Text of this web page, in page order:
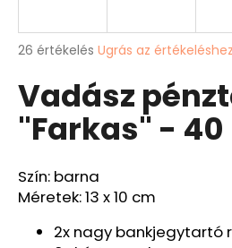
A
átlagos
értékelése
5-
csillag.
26 értékelés Ugrás az értékeléshez
Vadász
"Farkas" - 40
Szín: barna
Méretek: 13 x 10 cm
2x nagy bankjegytartó
A
á
n
u
k
BŐRÖV
"PONTY"